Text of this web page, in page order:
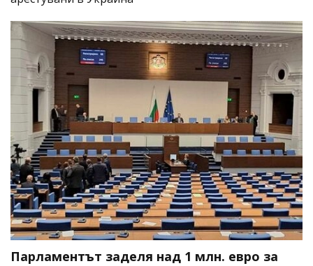
Парламентът заделя над 1 млн. евро за